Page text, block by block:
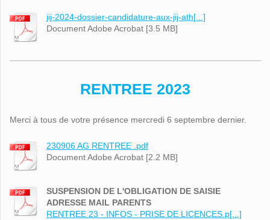
jij-2024-dossier-candidature-aux-jij-ath[...]
Document Adobe Acrobat [3.5 MB]
RENTREE 2023
Merci à tous de votre présence mercredi 6 septembre dernier.
230906 AG RENTREE .pdf
Document Adobe Acrobat [2.2 MB]
SUSPENSION DE L'OBLIGATION DE SAISIE
ADRESSE MAIL PARENTS
RENTREE 23 - INFOS - PRISE DE LICENCES.p[...]